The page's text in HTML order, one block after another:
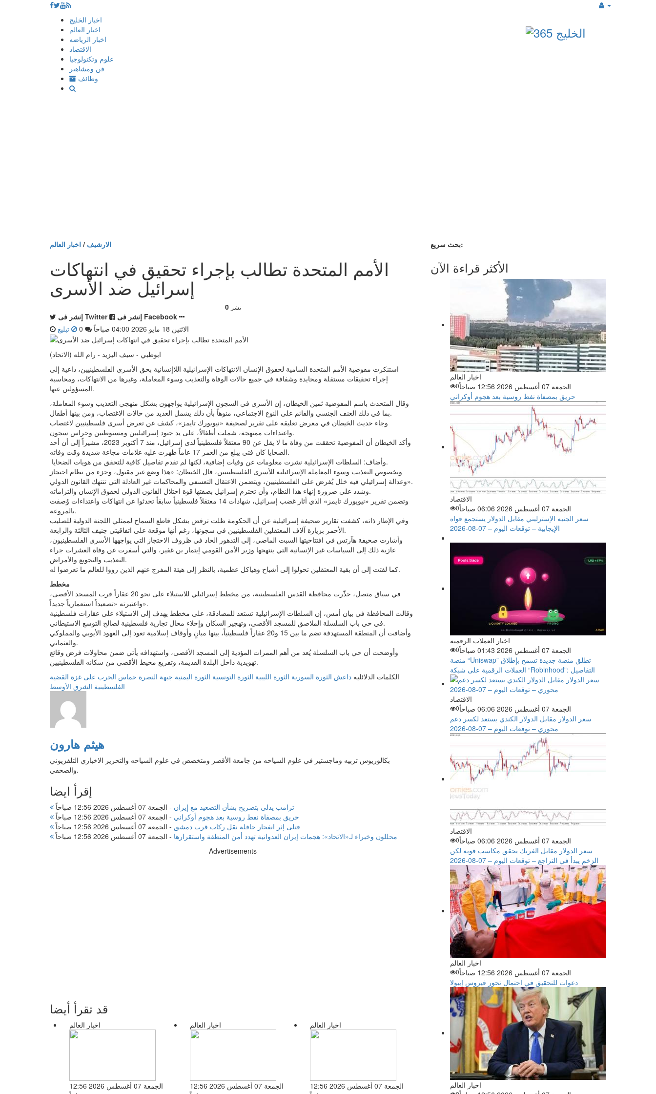
إذهب
المحتوى
اخبار الخليج
اخبار العالم
اخبار الرياضه
الاقتصاد
علوم وتكنولوجيا
فن ومشاهير
وظائف
الارشيف / اخبار العالم
الأمم المتحدة تطالب بإجراء تحقيق في انتهاكات
إسرائيل ضد الأسرى
0 نشر
إنشر فى Twitter
إنشر فى Facebook
الاثنين 18 مايو 2026 04:00 صباحاً
تبليغ
ابوظبي - سيف اليزيد - رام الله (الاتحاد)
استنكرت مفوضية الأمم المتحدة السامية لحقوق الإنسان الانتهاكات الإسرائيلية اللاإنسانية بحق الأسرى الفلسطينيين، داعية إلى
إجراء تحقيقات مستقلة ومحايدة وشفافة في جميع حالات الوفاة والتعذيب وسوء المعاملة، وغيرها من الانتهاكات، ومحاسبة
المسؤولين عنها.
وقال المتحدث باسم المفوضية ثمين الخيطان، إن الأسرى في السجون الإسرائيلية يواجهون بشكل منهجي التعذيب وسوء المعاملة،
بما في ذلك العنف الجنسي والقائم على النوع الاجتماعي، منوهاً بأن ذلك يشمل العديد من حالات الاغتصاب، ومن بينها أطفال.
وجاء حديث الخيطان في معرض تعليقه على تقرير لصحيفة «نيويورك تايمز»، كشف عن تعرض أسرى فلسطينيين لاغتصاب
واعتداءات ممنهجة، شملت أطفالاً، على يد جنود إسرائيليين ومستوطنين وحراس سجون.
وأكد الخيطان أن المفوضية تحققت من وفاة ما لا يقل عن 90 معتقلاً فلسطينياً لدى إسرائيل، منذ 7 أكتوبر 2023، مشيراً إلى أن أحد
الضحايا كان فتى يبلغ من العمر 17 عاماً ظهرت عليه علامات مجاعة شديدة وقت وفاته.
وأضاف: السلطات الإسرائيلية نشرت معلومات عن وفيات إضافية، لكنها لم تقدم تفاصيل كافية للتحقق من هويات الضحايا.
وبخصوص التعذيب وسوء المعاملة الإسرائيلية للأسرى الفلسطينيين، قال الخيطان: «هذا وضع غير مقبول، وجزء من نظام احتجاز
وعدالة إسرائيلي فيه خلل يُفرض على الفلسطينيين، ويتضمن الاعتقال التعسفي والمحاكمات غير العادلة التي تنتهك القانون الدولي».
وشدد على ضرورة إنهاء هذا النظام، وأن تحترم إسرائيل بصفتها قوة احتلال القانون الدولي لحقوق الإنسان والتزاماته.
وتضمن تقرير «نيويورك تايمز» الذي أثار غضب إسرائيل، شهادات 14 معتقلاً فلسطينياً سابقاً تحدثوا عن انتهاكات واعتداءات وُصفت
بالمروعة.
وفي الإطار ذاته، كشفت تقارير صحيفة إسرائيلية عن أن الحكومة ظلت ترفض بشكل قاطع السماح لممثلي اللجنة الدولية للصليب
الأحمر بزيارة آلاف المعتقلين الفلسطينيين في سجونها، رغم أنها موقعة على اتفاقيتي جنيف الثالثة والرابعة.
وأشارت صحيفة هآرتس في افتتاحيتها السبت الماضي، إلى التدهور الحاد في ظروف الاحتجاز التي يواجهها الأسرى الفلسطينيون،
عازية ذلك إلى السياسات غير الإنسانية التي ينتهجها وزير الأمن القومي إيتمار بن غفير، والتي أسفرت عن وفاة العشرات جراء
التعذيب والتجويع والأمراض.
كما لفتت إلى أن بقية المعتقلين تحولوا إلى أشباح وهياكل عظمية، بالنظر إلى هيئة المفرج عنهم الذين رووا للعالم ما تعرضوا له.
في سياق متصل، حذّرت محافظة القدس الفلسطينية، من مخطط إسرائيلي للاستيلاء على نحو 20 عقاراً قرب المسجد الأقصى،
واعتبرته «تصعيداً استعمارياً جديداً».
وقالت المحافظة في بيان أمس، إن السلطات الإسرائيلية تستعد للمصادقة، على مخطط يهدف إلى الاستيلاء على عقارات فلسطينية
في حي باب السلسلة الملاصق للمسجد الأقصى، وتهجير السكان وإخلاء محال تجارية فلسطينية لصالح التوسع الاستيطاني.
وأضافت أن المنطقة المستهدفة تضم ما بين 15 و20 عقاراً فلسطينياً، بينها مبانٍ وأوقاف إسلامية تعود إلى العهود الأيوبي والمملوكي
والعثماني.
وأوضحت أن حي باب السلسلة يُعد من أهم الممرات المؤدية إلى المسجد الأقصى، واستهدافه يأتي ضمن محاولات فرض وقائع
تهويدية داخل البلدة القديمة، وتفريغ محيط الأقصى من سكانه الفلسطينيين.
الكلمات الدلائليه داعش الثورة السورية الثورة الليبية الثورة التونسية الثورة اليمنية جبهة النصرة حماس الحرب على غزة القضية
الفلسطينية الشرق الأوسط
هيثم هارون
بكالوريوس تربيه وماجستير في علوم السياحه من جامعة الأقصر ومتخصص في علوم السياحه والتحرير الاخباري التلفزيوني
والصحفي.
إقرأ ايضا
ترامب يدلي بتصريح بشأن التصعيد مع إيران - الجمعة 07 أغسطس 2026 12:56 صباحاً
حريق بمصفاة نفط روسية بعد هجوم أوكراني - الجمعة 07 أغسطس 2026 12:56 صباحاً
قتلى إثر انفجار حافلة نقل ركاب قرب دمشق - الجمعة 07 أغسطس 2026 12:56 صباحاً
محللون وخبراء لـ«الاتحاد»: هجمات إيران العدوانية تهدد أمن المنطقة واستقرارها - الجمعة 07 أغسطس 2026 12:56 صباحاً
Advertisements
قد تقرأ أيضا
اخبار العالم
الجمعة 07 أغسطس 2026 12:56
اخبار العالم
الجمعة 07 أغسطس 2026 12:56
اخبار العالم
الجمعة 07 أغسطس 2026 12:56
بحث سريع:
الأكثر قراءة الآن
اخبار العالم
الجمعة 07 أغسطس 2026 12:56 صباحاً
0
حريق بمصفاة نفط روسية بعد هجوم أوكراني
الاقتصاد
الجمعة 07 أغسطس 2026 06:06 صباحاً
0
سعر الجنيه الإسترليني مقابل الدولار يستجمع قواه
الإيجابية – توقعات اليوم – 07-08-2026
اخبار العملات الرقمية
الجمعة 07 أغسطس 2026 01:43 صباحاً
0
منصة “Uniswap” تطلق منصة جديدة تسمح بإطلاق
العملات الرقمية على شبكة “Robinhood”: التفاصيل
الاقتصاد
الجمعة 07 أغسطس 2026 06:06 صباحاً
0
سعر الدولار مقابل الدولار الكندي يستعد لكسر دعم
محوري – توقعات اليوم – 07-08-2026
الاقتصاد
الجمعة 07 أغسطس 2026 06:06 صباحاً
0
سعر الدولار مقابل الفرنك يحقق مكاسب قوية لكن
الزخم يبدأ في التراجع – توقعات اليوم – 07-08-2026
اخبار العالم
الجمعة 07 أغسطس 2026 12:56 صباحاً
0
دعوات للتحقيق في احتمال تحور فيروس إيبولا
اخبار العالم